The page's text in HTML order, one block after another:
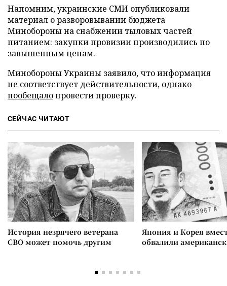
Напомним, украинские СМИ опубликовали
материал о разворовывании бюджета
Минобороны на снабжении тыловых частей
питанием: закупки провизии производились по
завышенным ценам.
Минобороны Украины заявило, что информация
не соответствует действительности, однако
пообещалопровести проверку.
СЕЙЧАС ЧИТАЮТ
История незрячего ветерана
СВО может помочь другим
Япония и Корея
обвалили